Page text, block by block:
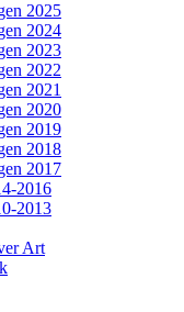
2025
2024
2023
2022
2021
2020
2019
2018
2017
2016
2013
Art